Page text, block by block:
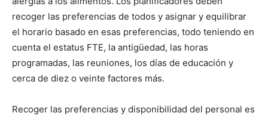
recoger las preferencias de todos y asignar y equilibrar
el horario basado en esas preferencias, todo teniendo en
cuenta el estatus FTE, la antigüedad, las horas
programadas, las reuniones, los días de educación y
cerca de diez o veinte factores más.
Recoger las preferencias y disponibilidad del personal es